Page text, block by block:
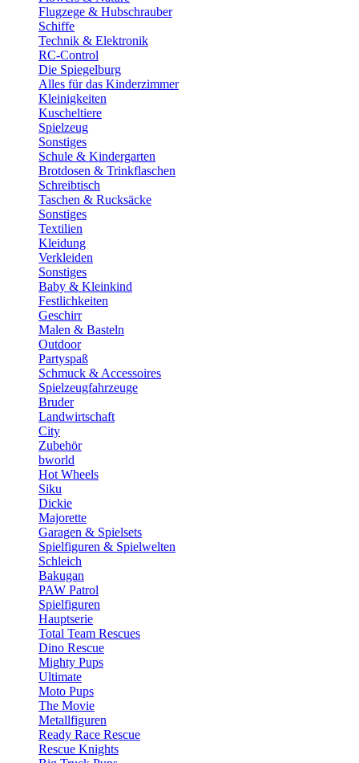
Flugzege & Hubschrauber
Schiffe
Technik & Elektronik
RC-Control
Die Spiegelburg
Alles für das Kinderzimmer
Kleinigkeiten
Kuscheltiere
Spielzeug
Sonstiges
Schule & Kindergarten
Brotdosen & Trinkflaschen
Schreibtisch
Taschen & Rucksäcke
Sonstiges
Textilien
Kleidung
Verkleiden
Sonstiges
Baby & Kleinkind
Festlichkeiten
Geschirr
Malen & Basteln
Outdoor
Partyspaß
Schmuck & Accessoires
Spielzeugfahrzeuge
Bruder
Landwirtschaft
City
Zubehör
bworld
Hot Wheels
Siku
Dickie
Majorette
Garagen & Spielsets
Spielfiguren & Spielwelten
Schleich
Bakugan
PAW Patrol
Spielfiguren
Hauptserie
Total Team Rescues
Dino Rescue
Mighty Pups
Ultimate
Moto Pups
The Movie
Metallfiguren
Ready Race Rescue
Rescue Knights